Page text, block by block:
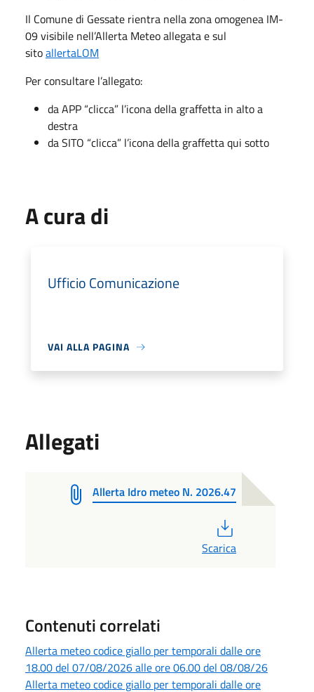
Il Comune di Gessate rientra nella zona omogenea IM-
09 visibile nell’Allerta Meteo allegata e sul
sitoallertaLOM
Per consultare l’allegato:
da APP “clicca” l’icona della graffetta in alto a
destra
da SITO “clicca” l’icona della graffetta qui sotto
A cura di
Ufficio Comunicazione
VAI ALLA PAGINA
Allegati
Allerta Idro meteo N. 2026.47
Scarica
Contenuti correlati
Allerta meteo codice giallo per temporali dalle ore
18.00 del 07/08/2026 alle ore 06.00 del 08/08/26
Allerta meteo codice giallo per temporali dalle ore